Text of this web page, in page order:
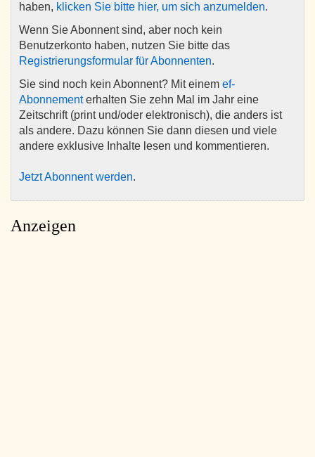
haben, klicken Sie bitte hier, um sich anzumelden.
Wenn Sie Abonnent sind, aber noch kein
Benutzerkonto haben, nutzen Sie bitte das
Registrierungsformular für Abonnenten.
Sie sind noch kein Abonnent? Mit einem ef-
Abonnementerhalten Sie zehn Mal im Jahr eine
Zeitschrift (print und/oder elektronisch), die anders ist
als andere. Dazu können Sie dann diesen und viele
andere exklusive Inhalte lesen und kommentieren.
Jetzt Abonnent werden.
Anzeigen